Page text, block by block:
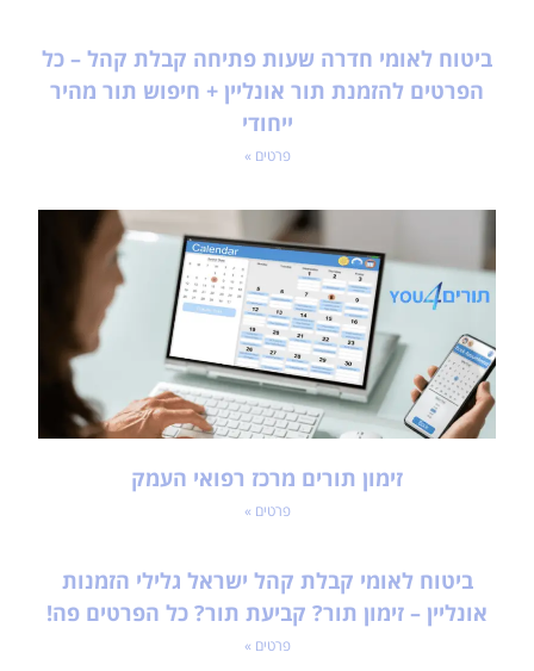
ביטוח לאומי חדרה שעות פתיחה קבלת קהל – כל
הפרטים להזמנת תור אונליין + חיפוש תור מהיר
ייחודי
פרטים »
זימון תורים מרכז רפואי העמק
פרטים »
ביטוח לאומי קבלת קהל ישראל גלילי הזמנות
אונליין – זימון תור? קביעת תור? כל הפרטים פה!
פרטים »